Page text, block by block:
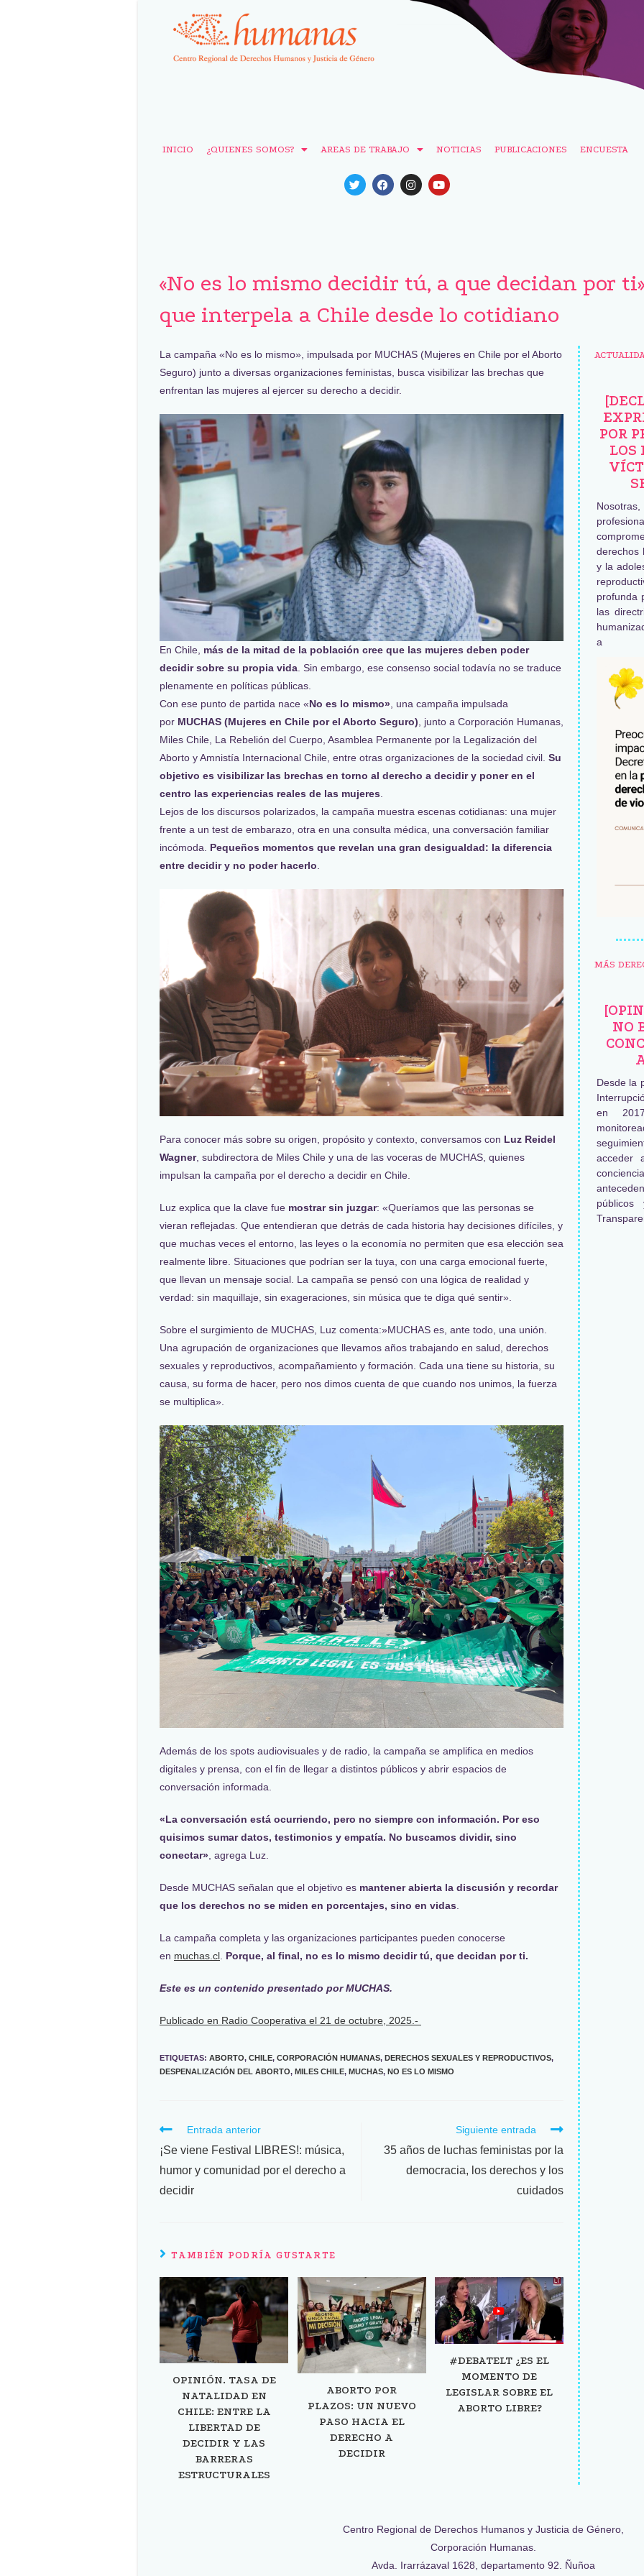
INICIO ¿QUIENES SOMOS? AREAS DE TRABAJO NOTICIAS PUBLICACIONES ENCUESTA
«No es lo mismo decidir tú, a que decidan por
que interpela a Chile desde lo cotidiano
La campaña «No es lo mismo», impulsada por MUCHAS (Mujeres en Chile por el Aborto
Seguro) junto a diversas organizaciones feministas, busca visibilizar las brechas que
enfrentan las mujeres al ejercer su derecho a decidir.
En Chile, más de la mitad de la población cree que las mujeres deben poder
decidir sobre su propia vida . Sin embargo, ese consenso social todavía no se traduce
plenamente en políticas públicas.
Con ese punto de partida nace «No es lo mismo» , una campaña impulsada
por MUCHAS (Mujeres en Chile por el Aborto Seguro) , junto a Corporación Humanas,
Miles Chile, La Rebelión del Cuerpo, Asamblea Permanente por la Legalización del
Aborto y Amnistía Internacional Chile, entre otras organizaciones de la sociedad civil. Su
objetivo es visibilizar las brechas en torno al derecho a decidir y poner en el
centro las experiencias reales de las mujeres
Lejos de los discursos polarizados, la campaña muestra escenas cotidianas: una mujer
frente a un test de embarazo, otra en una consulta médica, una conversación familiar
incómoda. Pequeños momentos que revelan una gran desigualdad: la diferencia
entre decidir y no poder hacerlo
Para conocer más sobre su origen, propósito y contexto, conversamos con Luz Reidel
Wagner, subdirectora de Miles Chile y una de las voceras de MUCHAS, quienes
impulsan la campaña por el derecho a decidir en Chile.
Luz explica que la clave fue mostrar sin juzgar: «Queríamos que las personas se
vieran reflejadas. Que entendieran que detrás de cada historia hay decisiones difíciles, y
que muchas veces el entorno, las leyes o la economía no permiten que esa elección sea
realmente libre. Situaciones que podrían ser la tuya, con una carga emocional fuerte,
que llevan un mensaje social. La campaña se pensó con una lógica de realidad y
verdad: sin maquillaje, sin exageraciones, sin música que te diga qué sentir».
Sobre el surgimiento de MUCHAS, Luz comenta:»MUCHAS es, ante todo, una unión.
Una agrupación de organizaciones que llevamos años trabajando en salud, derechos
sexuales y reproductivos, acompañamiento y formación. Cada una tiene su historia, su
causa, su forma de hacer, pero nos dimos cuenta de que cuando nos unimos, la fuerza
se multiplica».
Además de los spots audiovisuales y de radio, la campaña se amplifica en medios
digitales y prensa, con el fin de llegar a distintos públicos y abrir espacios de
conversación informada.
«La conversación está ocurriendo, pero no siempre con información. Por eso
quisimos sumar datos, testimonios y empatía. No buscamos dividir, sino
conectar» , agrega Luz.
Desde MUCHAS señalan que el objetivo es mantener abierta la discusión y recordar
que los derechos no se miden en porcentajes, sino en vidas
La campaña completa y las organizaciones participantes pueden conocerse
en muchas.cl Porque, al final, no es lo mismo decidir tú, que decidan por ti.
Este es un contenido presentado por MUCHAS.
Publicado en Radio Cooperativa el 21 de octubre, 2025.-
ETIQUETAS: ABORTO, CHILE, CORPORACIÓN HUMANAS, DERECHOS SEXUALES Y REPRODUCTIVOS,
DESPENALIZACIÓN DEL ABORTO, MILES CHILE, MUCHAS, NO ES LO MISMO
Entrada anterior
¡Se viene Festival LIBRES!: música,
humor y comunidad por el derecho a
decidir
Siguiente entrada
35 años de luchas feministas por la
democracia, los derechos y los
cuidados
TAMBIÉN PODRÍA GUSTARTE
OPINIÓN. TASA DE
NATALIDAD EN
CHILE: ENTRE LA
LIBERTAD DE
DECIDIR Y LAS
BARRERAS
ESTRUCTURALES
ABORTO POR
PLAZOS: UN NUEVO
PASO HACIA EL
DERECHO A
DECIDIR
#DEBATELT ¿ES EL
MOMENTO DE
LEGISLAR SOBRE EL
ABORTO LIBRE?
POR
LOS
derechos
y la
profunda
las
a
MÁS
NO
Desde la
en
acceder
Centro Regional de Derechos Humanos y Justicia de Género,
Corporación Humanas.
Avda. Irarrázaval 1628, departamento 92. Ñuñoa